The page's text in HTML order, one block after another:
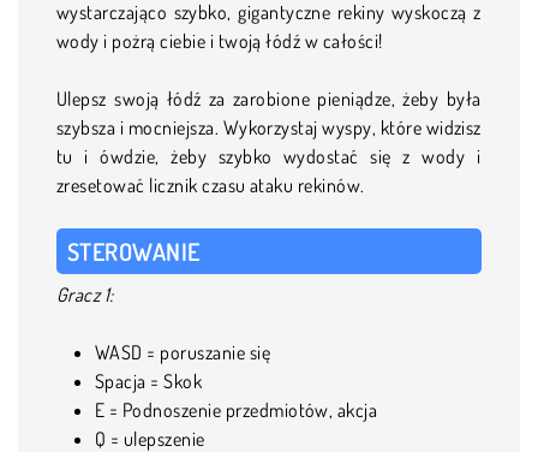
wystarczająco szybko, gigantyczne rekiny wyskoczą z
wody i pożrą ciebie i twoją łódź w całości!
Ulepsz swoją łódź za zarobione pieniądze, żeby była
szybsza i mocniejsza. Wykorzystaj wyspy, które widzisz
tu i ówdzie, żeby szybko wydostać się z wody i
zresetować licznik czasu ataku rekinów.
STEROWANIE
Gracz 1:
WASD = poruszanie się
Spacja = Skok
E = Podnoszenie przedmiotów, akcja
Q = ulepszenie